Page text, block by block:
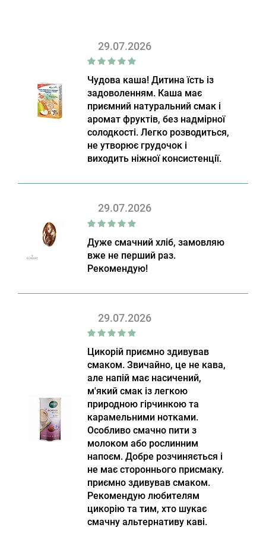
29.07.2026
Чудова каша! Дитина їсть із
задоволенням. Каша має
приємний натуральний смак і
аромат фруктів, без надмірної
солодкості. Легко розводиться,
не утворює грудочок і
виходить ніжної консистенції.
29.07.2026
Дуже смачний хліб, замовляю
вже не перший раз.
Рекомендую!
29.07.2026
Цикорій приємно здивував
смаком. Звичайно, це не кава,
але напій має насичений,
м'який смак із легкою
природною гірчинкою та
карамельними нотками.
Особливо смачно пити з
молоком або рослинним
напоєм. Добре розчиняється і
не має стороннього присмаку.
приємно здивував смаком.
Рекомендую любителям
цикорію та тим, хто шукає
смачну альтернативу каві.